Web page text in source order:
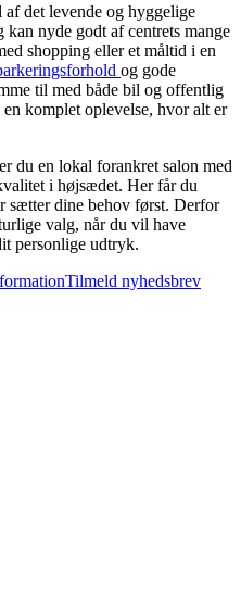
det levende og hyggelige
nyde godt af centrets mange
shopping eller et måltid i en
og gode
til med både bil og offentlig
komplet oplevelse, hvor alt er
du en lokal forankret salon med
i højsædet. Her får du
sætter dine behov først. Derfor
valg, når du vil have
personlige udtryk.
Tilmeld nyhedsbrev